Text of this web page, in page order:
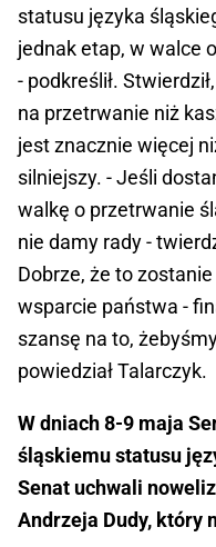
statusu języka
jednak etap, w walce
- podkreślił.
na przetrwanie niż
jest znacznie więcej
silniejszy. - Jeśli
walkę o przetrwanie
nie damy rady -
Dobrze, że to
wsparcie państwa -
szansę na to,
powiedział Talarczyk.
W dniach 8-9 maja
śląskiemu statusu
Senat uchwali
Andrzeja Dudy, który